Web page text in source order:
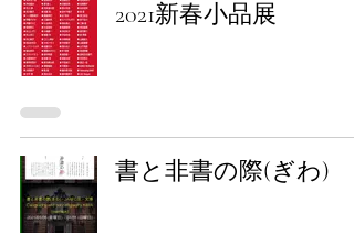
2021新春小品展
書と非書の際(ぎわ)